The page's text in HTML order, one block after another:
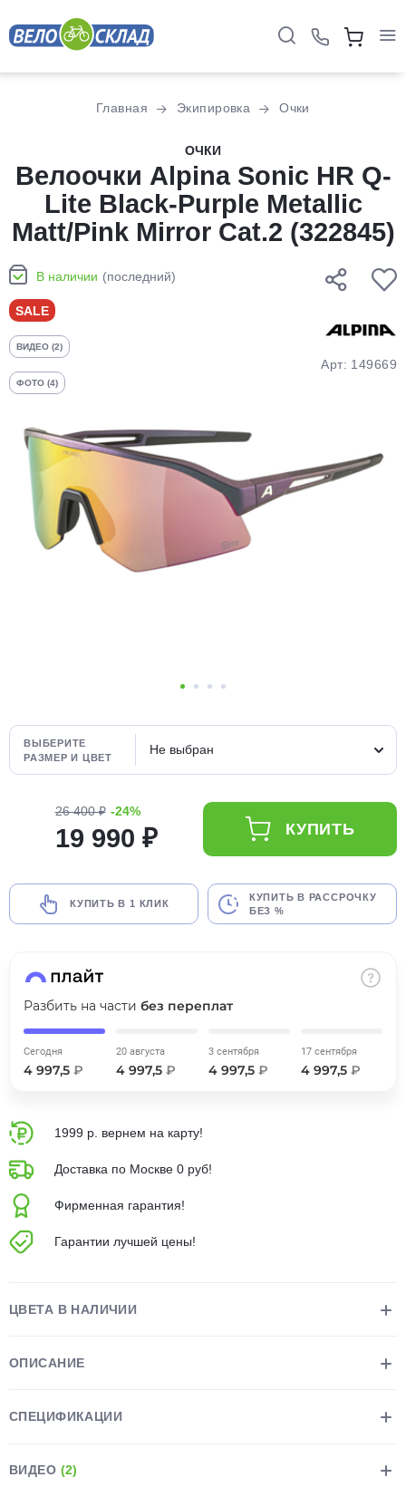
Главная Экипировка Очки
ОЧКИ
Велоочки Alpina Sonic HR Q-
Lite Black-Purple Metallic
Matt/Pink Mirror Cat.2 (322845)
В наличии (последний)
SALE
ВИДЕО (2)
ФОТО (4)
Арт: 149669
ВЫБЕРИТЕ
РАЗМЕР И ЦВЕТ
Не выбран
26 400 ₽ -24%
19 990 ₽ КУПИТЬ
КУПИТЬ В 1 КЛИК
КУПИТЬ В РАССРОЧКУ
БЕЗ %
Разбить на части без переплат
Сегодня
4 997,5 ₽
20 августа
4 997,5 ₽
3 сентября
4 997,5 ₽
17 сентября
4 997,5 ₽
1999 р. вернем на карту!
Доставка по Москве 0 руб!
Фирменная гарантия!
Гарантии лучшей цены!
ЦВЕТА В НАЛИЧИИ
ОПИСАНИЕ
СПЕЦИФИКАЦИИ
ВИДЕО (2)
оплатуна части
без переплат
График платежей
Сегодня
25%
Добавляйте товары
в корзину
Оплачивайте сегодня только
25
% картой любого банка
по25%каждые 2 недели
Подробнее
об оплате Плайтом
25
Остались вопросы?